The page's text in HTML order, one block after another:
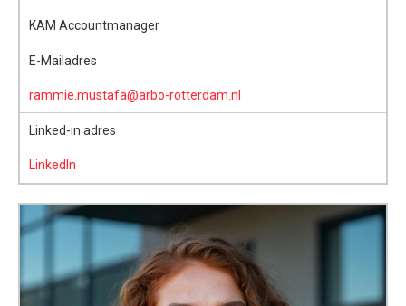
KAM Accountmanager
E-Mailadres
rammie.mustafa@arbo-rotterdam.nl
Linked-in adres
LinkedIn